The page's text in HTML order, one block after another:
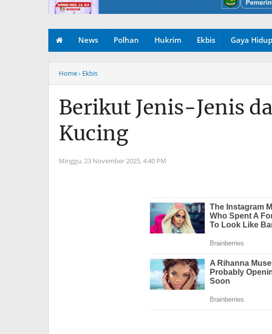
News Polhan Hukrim Ekbis Gaya Hidup
Home› Ekbis
Berikut Jenis-Jenis
Kucing
Minggu, 23 November 2025, 4:40 PM